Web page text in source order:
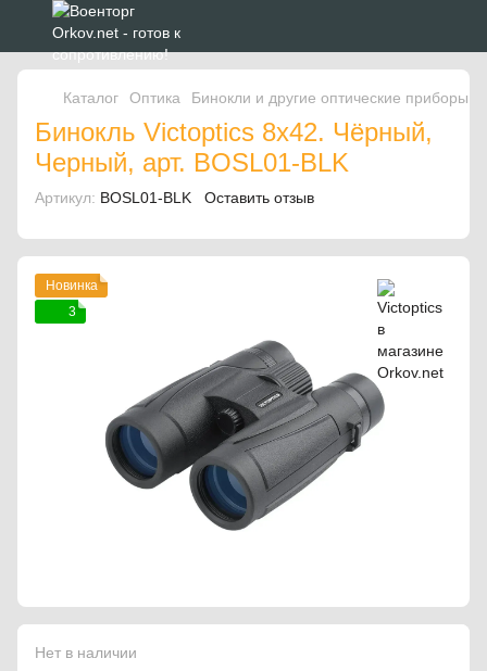
Каталог Оптика Бинокли и другие оптические приборы
Бинокль Victoptics 8x42. Чёрный,
Черный, арт. BOSL01-BLK
Артикул: BOSL01-BLK Оставить отзыв
Новинка
3
Нет в наличии